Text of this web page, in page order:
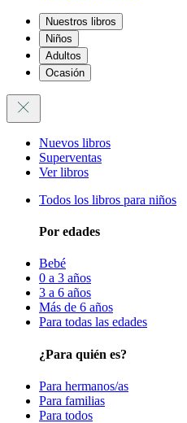
Nuestros libros
Niños
Adultos
Ocasión
Nuevos libros
Superventas
Ver libros
Todos los libros para niños
Por edades
Bebé
0 a 3 años
3 a 6 años
Más de 6 años
Para todas las edades
¿Para quién es?
Para hermanos/as
Para familias
Para todos